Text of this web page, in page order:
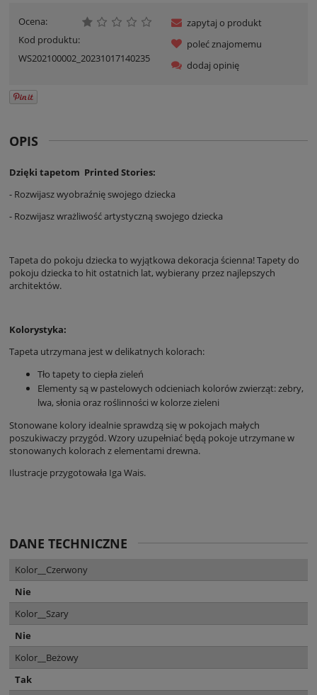
Ocena:
Kod produktu:
WS202100002_20231017140235
zapytaj o produkt
poleć znajomemu
dodaj opinię
OPIS
Dzięki tapetom Printed Stories:
- Rozwijasz wyobraźnię swojego dziecka
- Rozwijasz wrażliwość artystyczną swojego dziecka
Tapeta do pokoju dziecka to wyjątkowa dekoracja ścienna! Tapety do
pokoju dziecka to hit ostatnich lat, wybierany przez najlepszych
architektów.
Kolorystyka:
Tapeta utrzymana jest w delikatnych kolorach:
Tło tapety to ciepła zieleń
Elementy są w pastelowych odcieniach kolorów zwierząt: zebry,
lwa, słonia oraz roślinności w kolorze zieleni
Stonowane kolory idealnie sprawdzą się w pokojach małych
poszukiwaczy przygód. Wzory uzupełniać będą pokoje utrzymane w
stonowanych kolorach z elementami drewna.
Ilustracje przygotowała Iga Wais.
DANE TECHNICZNE
Kolor__Czerwony
Nie
Kolor__Szary
Nie
Kolor__Beżowy
Tak